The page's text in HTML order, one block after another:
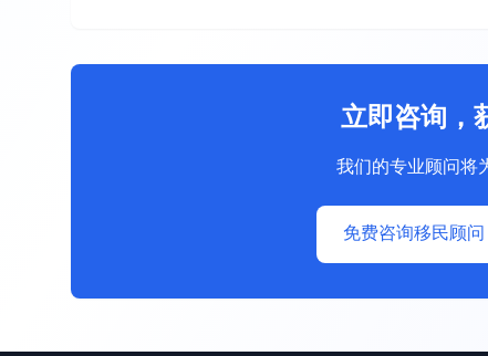
立即咨询，
我们的专业顾问将
免费咨询移民顾问